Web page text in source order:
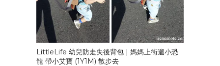
LittleLife 幼兒防走失後背包 | 媽媽上街遛小恐
龍 帶小艾寶 (1Y1M) 散步去